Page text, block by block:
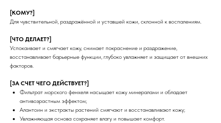
[КОМУ?]
Для чувствительной, раздражённой и уставшей кожи, склонной к воспалениям.
[ЧТО ДЕЛАЕТ?]
Успокаивает и смягчает кожу, снимает покраснение и раздражение,
восстанавливает барьерные функции, глубоко увлажняет и защищает от внешних
факторов.
[ЗА СЧЕТ ЧЕГО ДЕЙСТВУЕТ?]
Фильтрат морского фенхеля насыщает кожу минералами и обладает
антивозрастным эффектом;
Алантоин и экстракты растений смягчают и восстанавливают кожу;
Увлажняющая основа сохраняет влагу и повышает комфорт.